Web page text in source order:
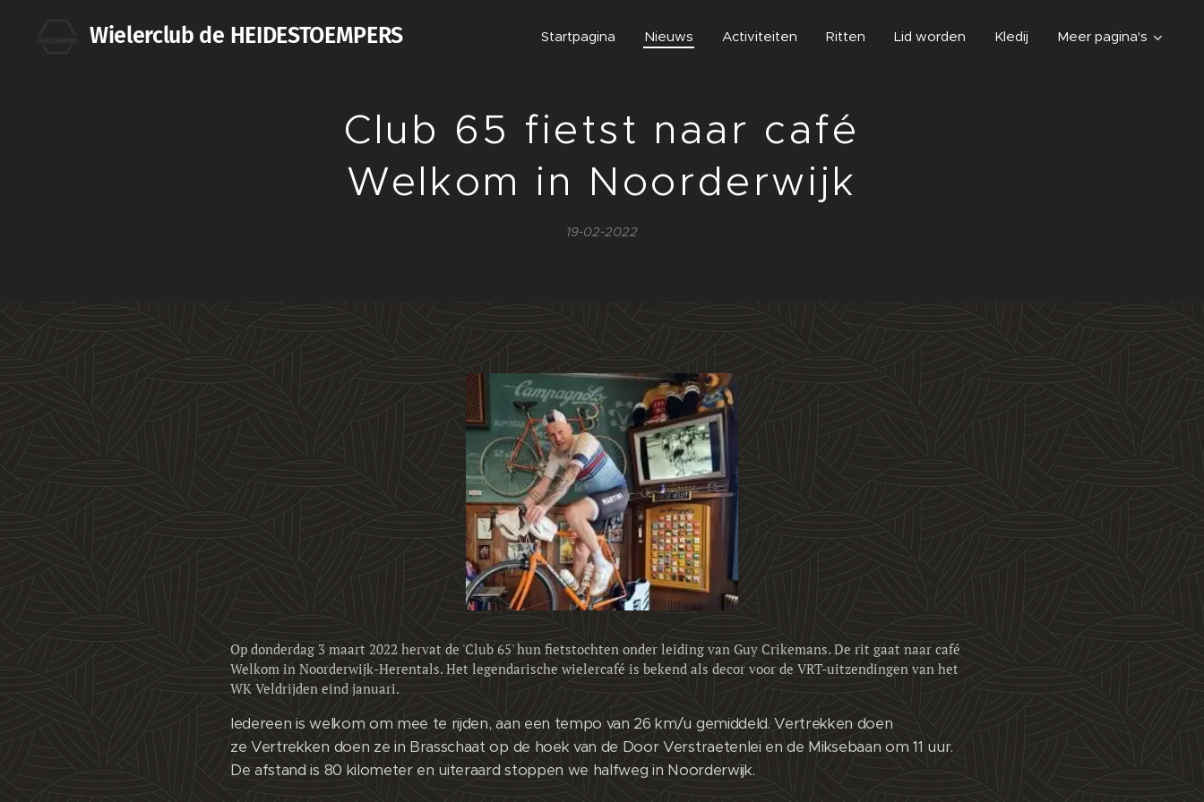
Wielerclub de HEIDESTOEMPERS Startpagina Nieuws Activiteiten Ritten Lid worden Kledij Meer pagina's
Club 65 fietst naar café
Welkom in Noorderwijk
19-02-2022
Op donderdag 3 maart 2022 hervat de 'Club 65' hun fietstochten onder leiding van Guy Crikemans. De rit gaat naar café
Welkom in Noorderwijk-Herentals. Het legendarische wielercafé is bekend als decor voor de VRT-uitzendingen van het
WK Veldrijden eind januari.
Iedereen is welkom om mee te rijden, aan een tempo van 26 km/u gemiddeld. Vertrekken doen
ze Vertrekken doen ze in Brasschaat op de hoek van de Door Verstraetenlei en de Miksebaan om 11 uur.
De afstand is 80 kilometer en uiteraard stoppen we halfweg in Noorderwijk.